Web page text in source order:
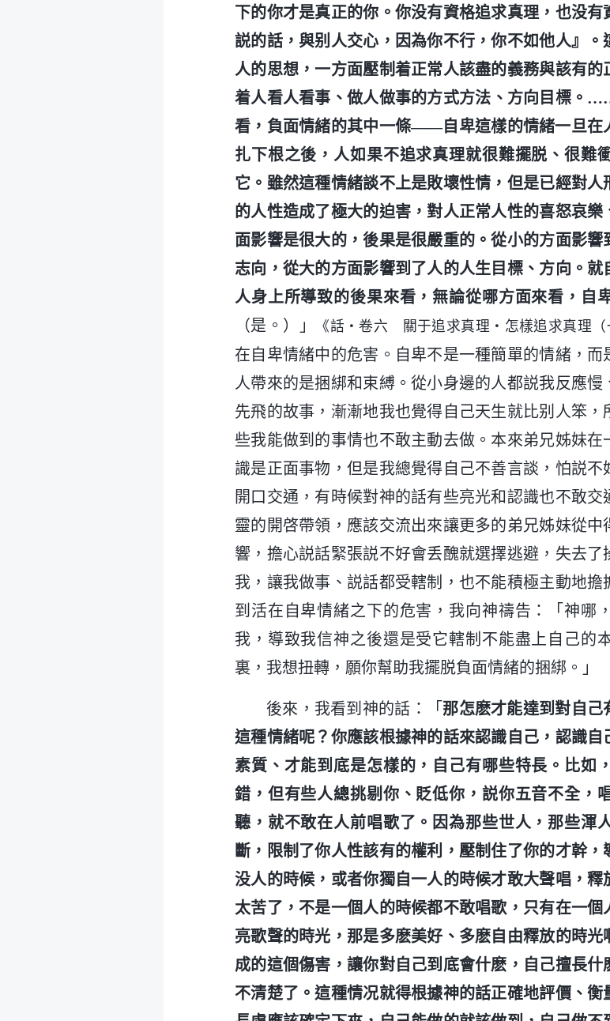
下的你才是真正的你。你没有資格追求真理，也没
説的話，與别人交心，因為你不行，你不如他人』
人的思想，一方面壓制着正常人該盡的義務與該有
着人看人看事、做人做事的方式方法、方向目標。
看，負面情緒的其中一條——自卑這樣的情緒一旦在
扎下根之後，人如果不追求真理就很難擺脱、很難
它。雖然這種情緒談不上是敗壞性情，但是已經對
的人性造成了極大的迫害，對人正常人性的喜怒哀
面影響是很大的，後果是很嚴重的。從小的方面影
志向，從大的方面影響到了人的人生目標、方向。
人身上所導致的後果來看，無論從哪方面來看，自
（是。）」
《話・卷六 關于追求真理・怎樣追求真理（
在自卑情緒中的危害。自卑不是一種簡單的情緒，
人帶來的是捆綁和束縛。從小身邊的人都説我反應
先飛的故事，漸漸地我也覺得自己天生就比别人笨
些我能做到的事情也不敢主動去做。本來弟兄姊妹
識是正面事物，但是我總覺得自己不善言談，怕説
開口交通，有時候對神的話有些亮光和認識也不敢
靈的開啓帶領，應該交流出來讓更多的弟兄姊妹從
響，擔心説話緊張説不好會丢醜就選擇逃避，失去
我，讓我做事、説話都受轄制，也不能積極主動地
到活在自卑情緒之下的危害，我向神禱告：「神哪
我，導致我信神之後還是受它轄制不能盡上自己的
裏，我想扭轉，願你幫助我擺脱負面情緒的捆綁。」
後來，我看到神的話：「 那怎麽才能達到對自己
這種情緒呢？你應該根據神的話來認識自己，認識
素質、才能到底是怎樣的，自己有哪些特長。比如
錯，但有些人總挑剔你、貶低你，説你五音不全，
聽，就不敢在人前唱歌了。因為那些世人，那些渾
斷，限制了你人性該有的權利，壓制住了你的才幹
没人的時候，或者你獨自一人的時候才敢大聲唱，
太苦了，不是一個人的時候都不敢唱歌，只有在一
亮歌聲的時光，那是多麽美好、多麽自由釋放的時
成的這個傷害，讓你對自己到底會什麽，自己擅長
不清楚了。這種情况就得根據神的話正確地評價、